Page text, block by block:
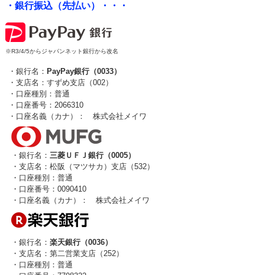
・銀行振込（先払い）・・・
※R3/4/5からジャパンネット銀行から改名
・銀行名： PayPay銀行（0033）
・支店名：すずめ支店（002）
・口座種別：普通
・口座番号：2066310
・口座名義（カナ）： 株式会社メイワ
・銀行名： 三菱ＵＦＪ銀行（0005）
・支店名：松阪（マツサカ）支店（532）
・口座種別：普通
・口座番号：0090410
・口座名義（カナ）： 株式会社メイワ
・銀行名： 楽天銀行（0036）
・支店名：第二営業支店（252）
・口座種別：普通